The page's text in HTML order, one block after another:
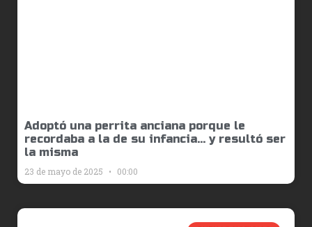
Adoptó una perrita anciana porque le
recordaba a la de su infancia… y resultó ser
la misma
23 de mayo de 2025 00:00